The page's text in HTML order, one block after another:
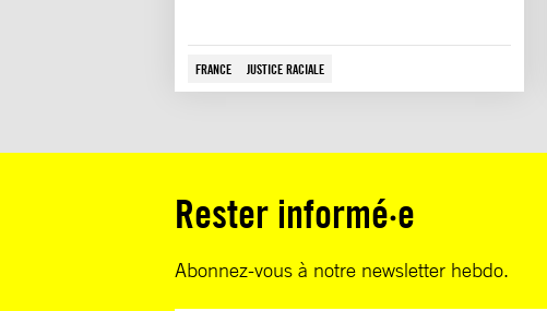
FRANCE JUSTICE RACIALE
Rester informé·e
Abonnez-vous à notre newsletter hebdo.